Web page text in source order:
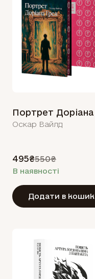
Оскар Вайлд
495₴550₴
В наявності
Додати в кошик